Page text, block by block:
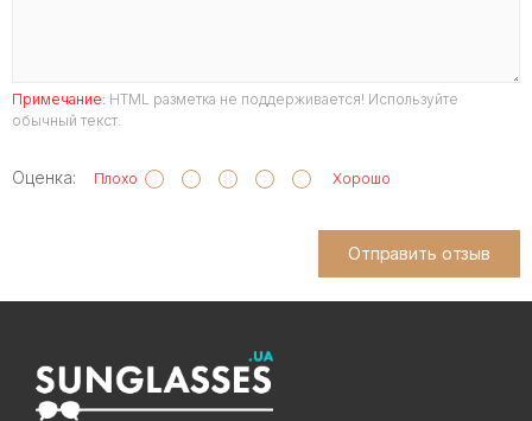
Примечание: HTML разметка не поддерживается! Используйте
обычный текст.
Оценка: Плохо Хорошо
Отправить отзыв